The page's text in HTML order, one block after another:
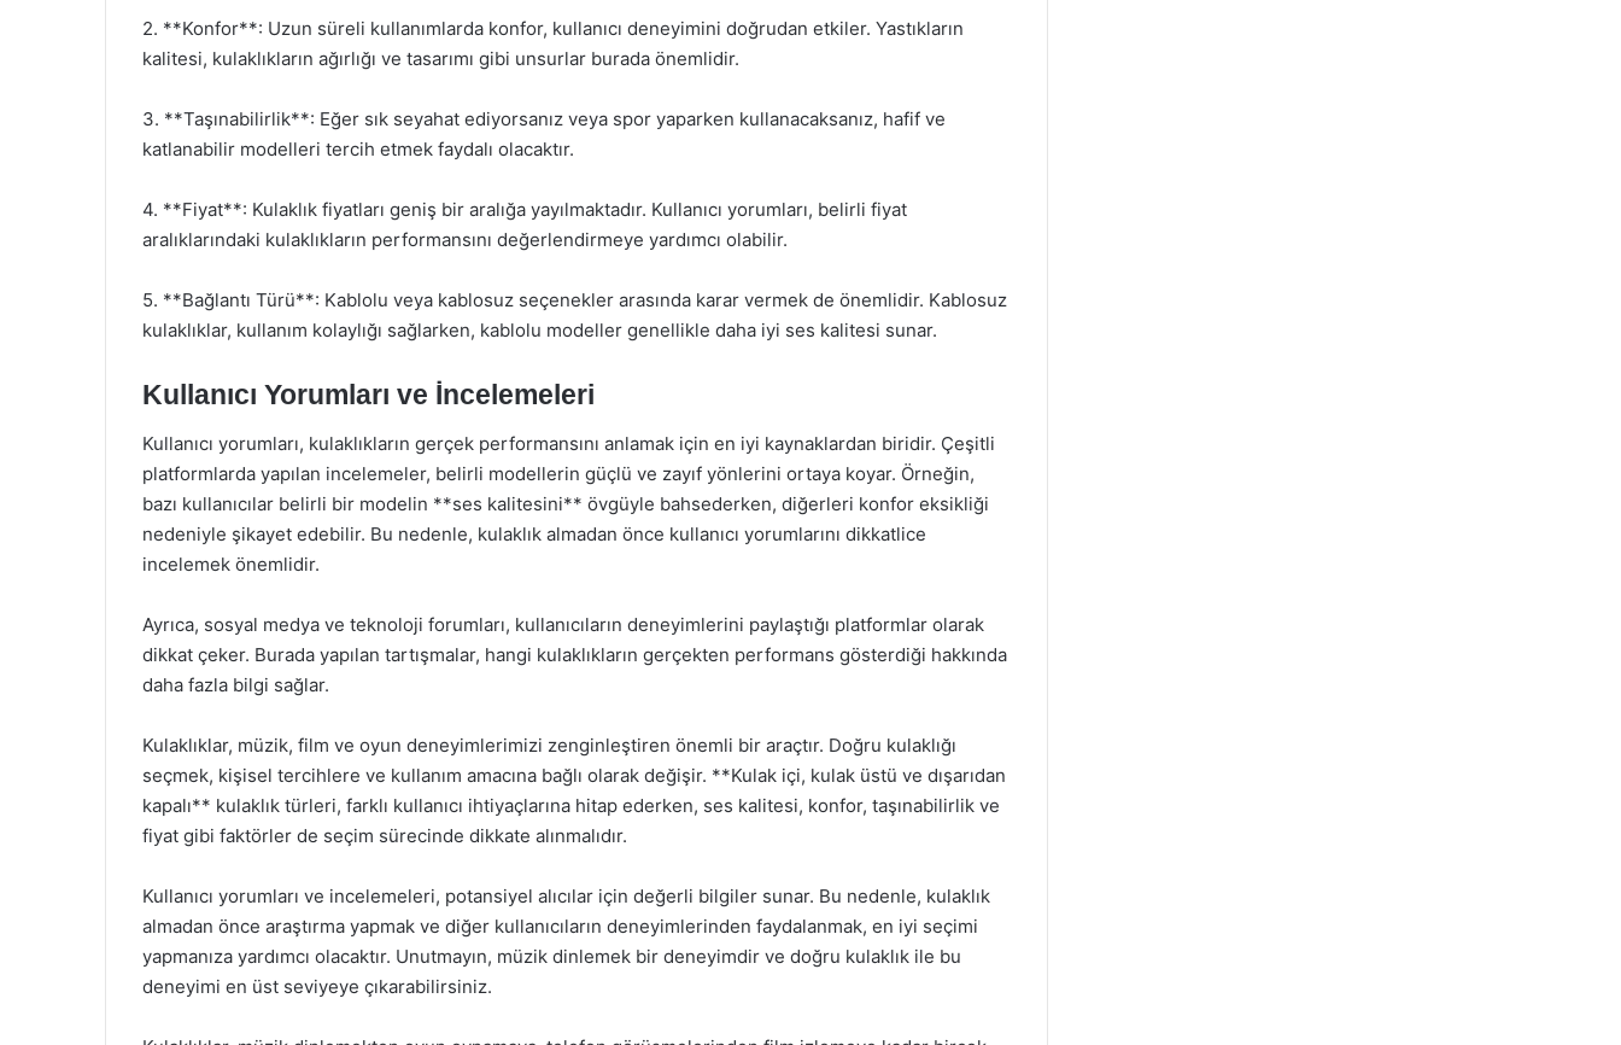
2. **Konfor**: Uzun süreli kullanımlarda konfor, kullanıcı deneyimini doğrudan etkiler. Yastıkların
kalitesi, kulaklıkların ağırlığı ve tasarımı gibi unsurlar burada önemlidir.
3. **Taşınabilirlik**: Eğer sık seyahat ediyorsanız veya spor yaparken kullanacaksanız, hafif ve
katlanabilir modelleri tercih etmek faydalı olacaktır.
4. **Fiyat**: Kulaklık fiyatları geniş bir aralığa yayılmaktadır. Kullanıcı yorumları, belirli fiyat
aralıklarındaki kulaklıkların performansını değerlendirmeye yardımcı olabilir.
5. **Bağlantı Türü**: Kablolu veya kablosuz seçenekler arasında karar vermek de önemlidir. Kablosuz
kulaklıklar, kullanım kolaylığı sağlarken, kablolu modeller genellikle daha iyi ses kalitesi sunar.
Kullanıcı Yorumları ve İncelemeleri
Kullanıcı yorumları, kulaklıkların gerçek performansını anlamak için en iyi kaynaklardan biridir. Çeşitli
platformlarda yapılan incelemeler, belirli modellerin güçlü ve zayıf yönlerini ortaya koyar. Örneğin,
bazı kullanıcılar belirli bir modelin **ses kalitesini** övgüyle bahsederken, diğerleri konfor eksikliği
nedeniyle şikayet edebilir. Bu nedenle, kulaklık almadan önce kullanıcı yorumlarını dikkatlice
incelemek önemlidir.
Ayrıca, sosyal medya ve teknoloji forumları, kullanıcıların deneyimlerini paylaştığı platformlar olarak
dikkat çeker. Burada yapılan tartışmalar, hangi kulaklıkların gerçekten performans gösterdiği hakkında
daha fazla bilgi sağlar.
Kulaklıklar, müzik, film ve oyun deneyimlerimizi zenginleştiren önemli bir araçtır. Doğru kulaklığı
seçmek, kişisel tercihlere ve kullanım amacına bağlı olarak değişir. **Kulak içi, kulak üstü ve dışarıdan
kapalı** kulaklık türleri, farklı kullanıcı ihtiyaçlarına hitap ederken, ses kalitesi, konfor, taşınabilirlik ve
fiyat gibi faktörler de seçim sürecinde dikkate alınmalıdır.
Kullanıcı yorumları ve incelemeleri, potansiyel alıcılar için değerli bilgiler sunar. Bu nedenle, kulaklık
almadan önce araştırma yapmak ve diğer kullanıcıların deneyimlerinden faydalanmak, en iyi seçimi
yapmanıza yardımcı olacaktır. Unutmayın, müzik dinlemek bir deneyimdir ve doğru kulaklık ile bu
deneyimi en üst seviyeye çıkarabilirsiniz.